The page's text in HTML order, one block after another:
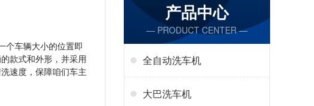
个车辆大小的位置即
款式和外形，并采用
速度，保障咱们车主
产品中心
— PRODUCT CENTER —
全自动洗车机
大巴洗车机